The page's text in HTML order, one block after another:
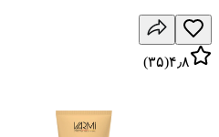
۴٫۸(۳۵)